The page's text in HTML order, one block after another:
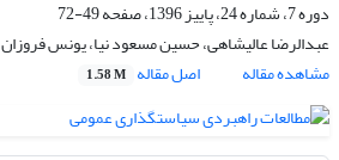
دوره 7، شماره 24، پاییز 1396، صفحه
49-72
عبدالرضا عالیشاهی، حسین مسعود نیا، یونس فروزان
مشاهده مقاله
اصل مقاله 1.58 M